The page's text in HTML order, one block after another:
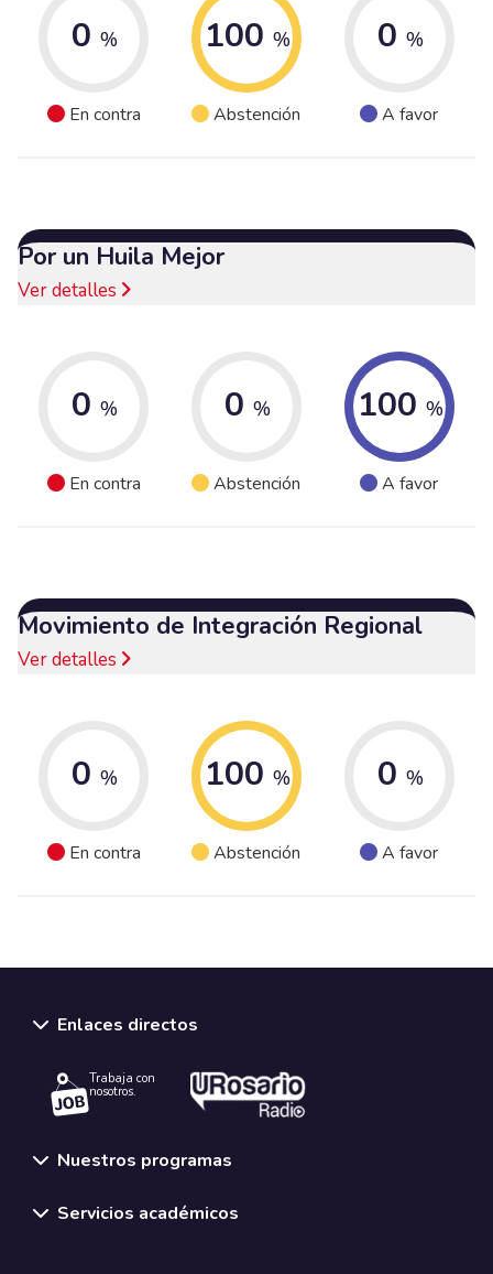
0 %
En contra
100 %
Abstención
0 %
A favor
Por un Huila Mejor
Ver detalles
0 %
En contra
0 %
Abstención
100 %
A favor
Movimiento de Integración Regional
Ver detalles
0 %
En contra
100 %
Abstención
0 %
A favor
Enlaces directos
Trabaja con
nosotros.
Nuestros programas
Servicios académicos